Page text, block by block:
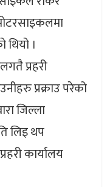
।
प्रहरी
प्रक्राउ परेको
जिल्ला
लिइ थप
कार्यालय